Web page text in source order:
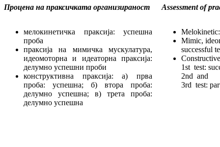
Процена на праксичката организираност Assessment of
мелокинетичка праксија: успешна
проба
праксија на мимичка мускулатура,
идеомоторна и идеаторна праксија:
делумно успешни проби
конструктивна праксија: а) прва
проба: успешна; б) втора проба:
делумно успешна; в) трета проба:
делумно успешна
Mimic,
successful
1st test:
2nd and
3rd test: